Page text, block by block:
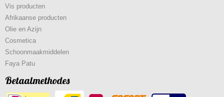
Vis producten
Afrikaanse producten
Olie en Azijn
Cosmetica
Schoonmaakmiddelen
Faya Patu
Betaalmethodes